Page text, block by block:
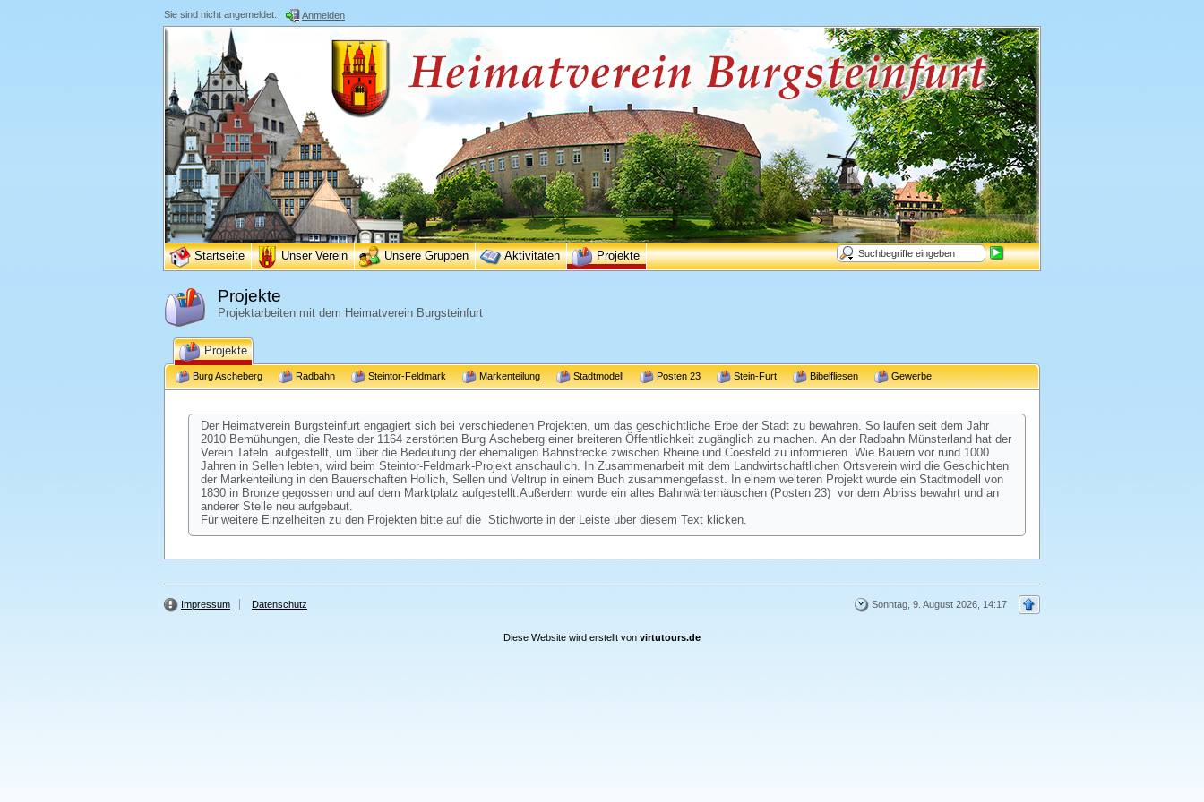
Sie sind nicht angemeldet. Anmelden
Startseite Unser Verein Unsere Gruppen Aktivitäten Projekte
Projekte
Projektarbeiten mit dem Heimatverein Burgsteinfurt
Projekte
Burg Ascheberg Radbahn Steintor-Feldmark Markenteilung Stadtmodell Posten 23 Stein-Furt Bibelfliesen Gewerbe
Der Heimatverein Burgsteinfurt engagiert sich bei verschiedenen Projekten, um das geschichtliche Erbe der Stadt zu bewahren. So laufen seit dem Jahr
2010 Bemühungen, die Reste der 1164 zerstörten Burg Ascheberg einer breiteren Öffentlichkeit zugänglich zu machen. An der Radbahn Münsterland hat der
Verein Tafeln aufgestellt, um über die Bedeutung der ehemaligen Bahnstrecke zwischen Rheine und Coesfeld zu informieren. Wie Bauern vor rund 1000
Jahren in Sellen lebten, wird beim Steintor-Feldmark-Projekt anschaulich. In Zusammenarbeit mit dem Landwirtschaftlichen Ortsverein wird die Geschichten
der Markenteilung in den Bauerschaften Hollich, Sellen und Veltrup in einem Buch zusammengefasst. In einem weiteren Projekt wurde ein Stadtmodell von
1830 in Bronze gegossen und auf dem Marktplatz aufgestellt.Außerdem wurde ein altes Bahnwärterhäuschen (Posten 23) vor dem Abriss bewahrt und an
anderer Stelle neu aufgebaut.
Für weitere Einzelheiten zu den Projekten bitte auf die Stichworte in der Leiste über diesem Text klicken.
Impressum Datenschutz Sonntag, 9. August 2026, 14:17
Diese Website wird erstellt von virtutours.de